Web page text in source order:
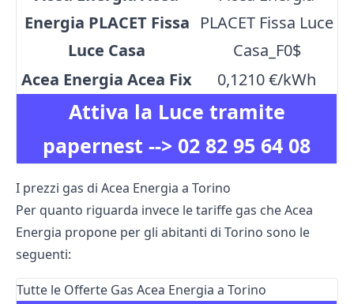
Attiva la Luce tramite
papernest --> 02 82 95 64 08
Energia PLACET Fissa
Luce Casa
PLACET Fissa Luce
Casa_F0$
Acea Energia Acea Fix
0,1210 €/kWh
I prezzi gas di Acea Energia a Torino
Per quanto riguarda invece le tariffe gas che Acea
Energia propone per gli abitanti di Torino sono le
seguenti:
Tutte le Offerte Gas Acea Energia a Torino